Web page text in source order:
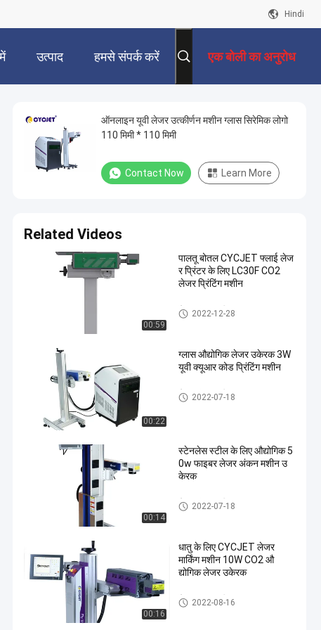
Hindi
उत्पाद हमसे संपर्क करें एक बोली का अनुरोध
ऑनलाइन यूवी लेजर उत्कीर्णन मशीन ग्लास सिरेमिक लोगो
110 मिमी * 110 मिमी
Contact Now Learn More
Related Videos
00:59
पालतू बोतल CYCJET फ्लाई लेज
र प्रिंटर के लिए LC30F CO2
लेजर प्रिंटिंग मशीन
लेजर अंकन मशीन
2022-12-28
00:22
ग्लास औद्योगिक लेजर उकेरक 3W
यूवी क्यूआर कोड प्रिंटिंग मशीन
लेजर अंकन मशीन
2022-07-18
00:14
स्टेनलेस स्टील के लिए औद्योगिक 5
0w फाइबर लेजर अंकन मशीन उ
केरक
लेजर अंकन मशीन
2022-07-18
00:16
धातु के लिए CYCJET लेजर
मार्किंग मशीन 10W CO2 औ
द्योगिक लेजर उकेरक
लेजर अंकन मशीन
2022-08-16